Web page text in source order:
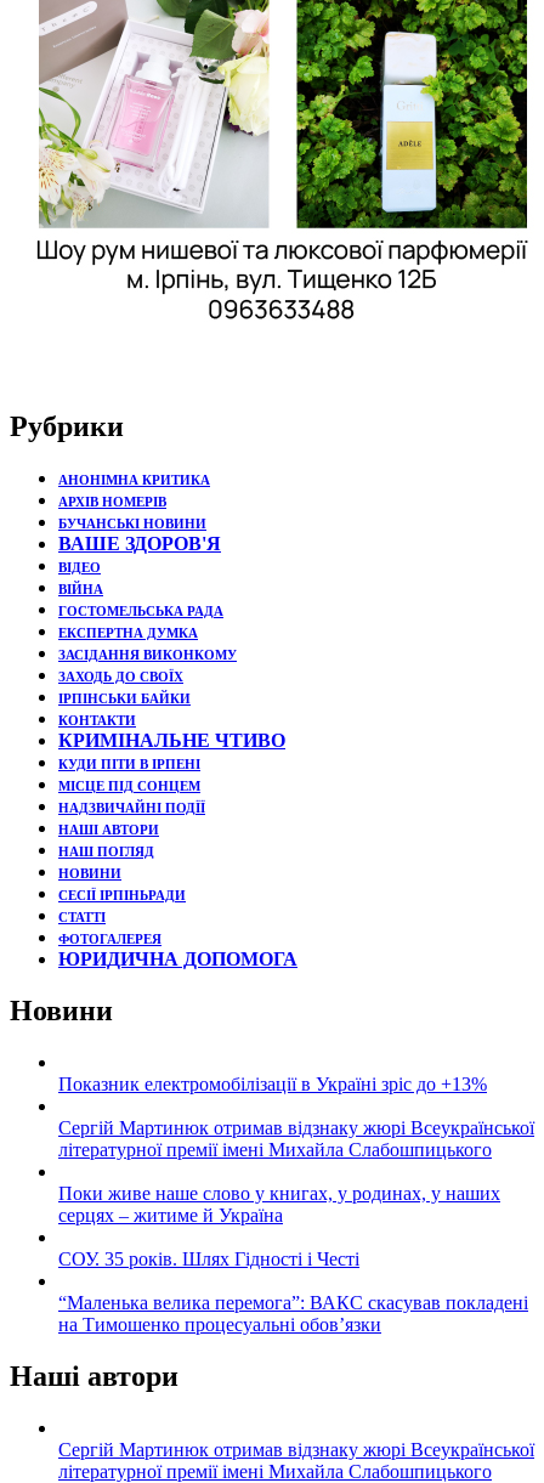
Рубрики
АНОНІМНА КРИТИКА
АРХІВ НОМЕРІВ
БУЧАНСЬКІ НОВИНИ
ВАШЕ ЗДОРОВ'Я
ВІДЕО
ВІЙНА
ГОСТОМЕЛЬСЬКА РАДА
ЕКСПЕРТНА ДУМКА
ЗАСІДАННЯ ВИКОНКОМУ
ЗАХОДЬ ДО СВОЇХ
ІРПІНСЬКИ БАЙКИ
КОНТАКТИ
КРИМІНАЛЬНЕ ЧТИВО
КУДИ ПІТИ В ІРПЕНІ
МІСЦЕ ПІД СОНЦЕМ
НАДЗВИЧАЙНІ ПОДЇЇ
НАШІ АВТОРИ
НАШ ПОГЛЯД
НОВИНИ
СЕСІЇ ІРПІНЬРАДИ
СТАТТІ
ФОТОГАЛЕРЕЯ
ЮРИДИЧНА ДОПОМОГА
Новини
Показник електромобілізації в Україні зріс до +13%
Сергій Мартинюк отримав відзнаку жюрі Всеукраїнської
літературної премії імені Михайла Слабошпицького
Поки живе наше слово у книгах, у родинах, у наших
серцях – житиме й Україна
СОУ. 35 років. Шлях Гідності і Честі
“Маленька велика перемога”: ВАКС скасував покладені
на Тимошенко процесуальні обов’язки
Наші автори
Сергій Мартинюк отримав відзнаку жюрі Всеукраїнської
літературної премії імені Михайла Слабошпицького